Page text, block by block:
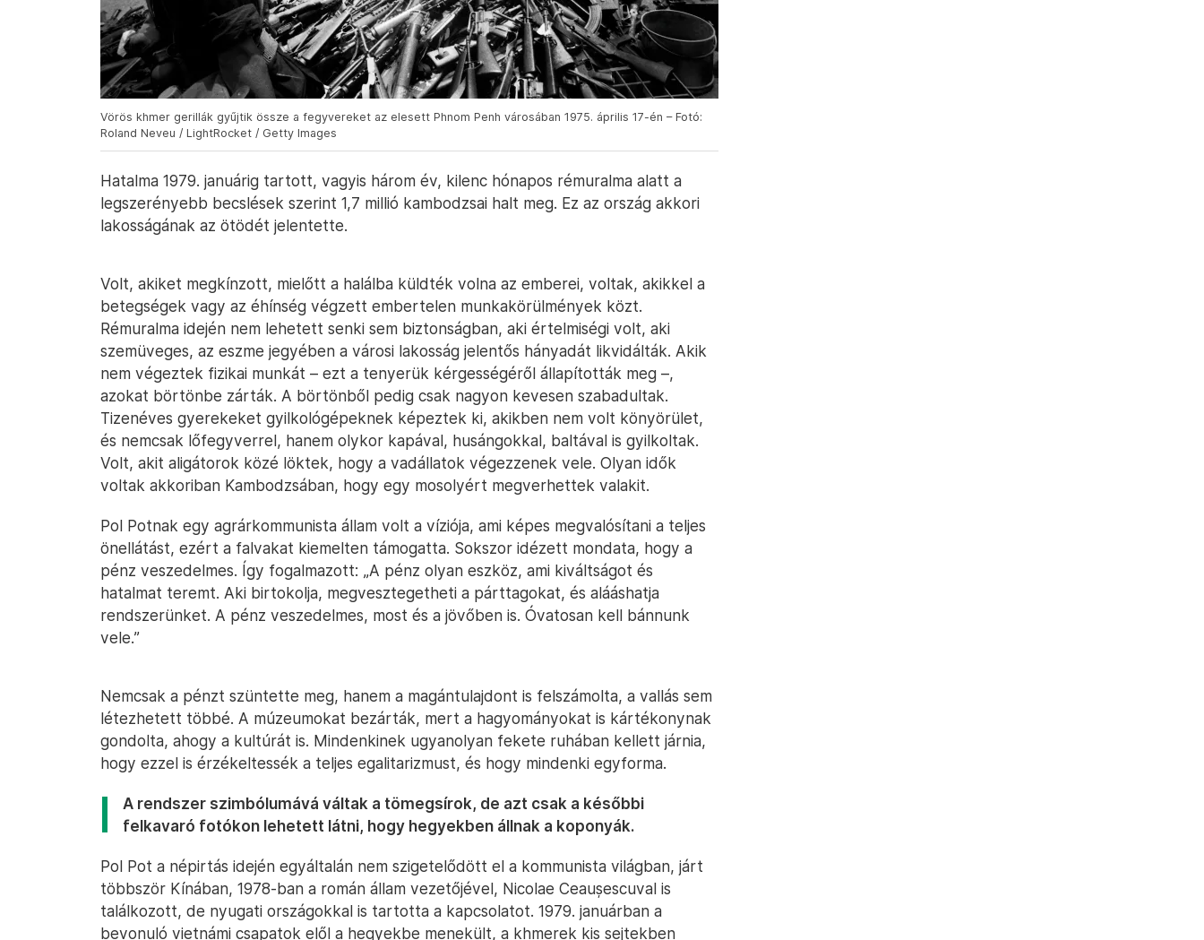
Vörös khmer gerillák gyűjtik össze a fegyvereket az elesett Phnom Penh városában 1975. április 17-én – Fotó:
Roland Neveu / LightRocket / Getty Images
Hatalma 1979. januárig tartott, vagyis három év, kilenc hónapos rémuralma alatt a
legszerényebb becslések szerint 1,7 millió kambodzsai halt meg. Ez az ország akkori
lakosságának az ötödét jelentette.
Volt, akiket megkínzott, mielőtt a halálba küldték volna az emberei, voltak, akikkel a
betegségek vagy az éhínség végzett embertelen munkakörülmények közt.
Rémuralma idején nem lehetett senki sem biztonságban, aki értelmiségi volt, aki
szemüveges, az eszme jegyében a városi lakosság jelentős hányadát likvidálták. Akik
nem végeztek fizikai munkát – ezt a tenyerük kérgességéről állapították meg –,
azokat börtönbe zárták. A börtönből pedig csak nagyon kevesen szabadultak.
Tizenéves gyerekeket gyilkológépeknek képeztek ki, akikben nem volt könyörület,
és nemcsak lőfegyverrel, hanem olykor kapával, husángokkal, baltával is gyilkoltak.
Volt, akit aligátorok közé löktek, hogy a vadállatok végezzenek vele. Olyan idők
voltak akkoriban Kambodzsában, hogy egy mosolyért megverhettek valakit.
Pol Potnak egy agrárkommunista állam volt a víziója, ami képes megvalósítani a teljes
önellátást, ezért a falvakat kiemelten támogatta. Sokszor idézett mondata, hogy a
pénz veszedelmes. Így fogalmazott: „A pénz olyan eszköz, ami kiváltságot és
hatalmat teremt. Aki birtokolja, megvesztegetheti a párttagokat, és alááshatja
rendszerünket. A pénz veszedelmes, most és a jövőben is. Óvatosan kell bánnunk
vele.”
Nemcsak a pénzt szüntette meg, hanem a magántulajdont is felszámolta, a vallás sem
létezhetett többé. A múzeumokat bezárták, mert a hagyományokat is kártékonynak
gondolta, ahogy a kultúrát is. Mindenkinek ugyanolyan fekete ruhában kellett járnia,
hogy ezzel is érzékeltessék a teljes egalitarizmust, és hogy mindenki egyforma.
A rendszer szimbólumává váltak a tömegsírok, de azt csak a későbbi
felkavaró fotókon lehetett látni, hogy hegyekben állnak a koponyák.
Pol Pot a népirtás idején egyáltalán nem szigetelődött el a kommunista világban, járt
többször Kínában, 1978-ban a román állam vezetőjével, Nicolae Ceaușescuval is
találkozott, de nyugati országokkal is tartotta a kapcsolatot. 1979. januárban a
bevonuló vietnámi csapatok elől a hegyekbe menekült, a khmerek kis sejtekben